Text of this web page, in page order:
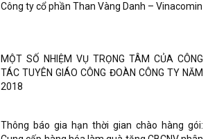
Công ty cổ phần Than Vàng Danh – Vinacomin
MỘT SỐ NHIỆM VỤ TRỌNG TÂM CỦA CÔNG
TÁC TUYÊN GIÁO CÔNG ĐOÀN CÔNG TY NĂM
2018
Thông báo gia hạn thời gian chào hàng gói: